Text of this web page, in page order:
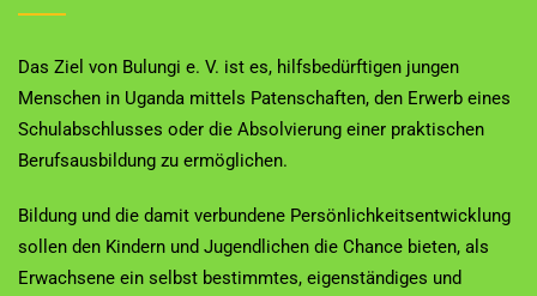
Das Ziel von Bulungi e. V. ist es, hilfsbedürftigen jungen
Menschen in Uganda mittels Patenschaften, den Erwerb eines
Schulabschlusses oder die Absolvierung einer praktischen
Berufsausbildung zu ermöglichen.
Bildung und die damit verbundene Persönlichkeitsentwicklung
sollen den Kindern und Jugendlichen die Chance bieten, als
Erwachsene ein selbst bestimmtes, eigenständiges und